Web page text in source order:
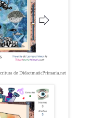
de DidactmaticPrimaria.net